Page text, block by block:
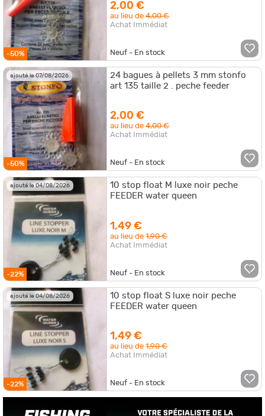
-50%
2,00 €
au lieu de4,00 €
Achat Immédiat
Neuf - En stock
ajouté le 07/08/2026
-50%
24 bagues à pellets 3 mm stonfo
art 135 taille 2 . peche feeder
2,00 €
au lieu de4,00 €
Achat Immédiat
Neuf - En stock
ajouté le 04/08/2026
-22%
10 stop float M luxe noir peche
FEEDER water queen
1,49 €
au lieu de1,90 €
Achat Immédiat
Neuf - En stock
ajouté le 04/08/2026
-22%
10 stop float S luxe noir peche
FEEDER water queen
1,49 €
au lieu de1,90 €
Achat Immédiat
Neuf - En stock